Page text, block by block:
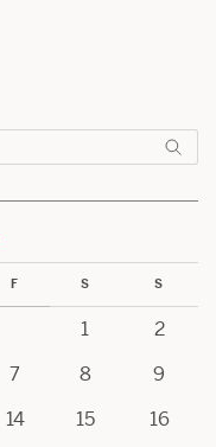
F S S
1
2
7 8
9
14 15
16